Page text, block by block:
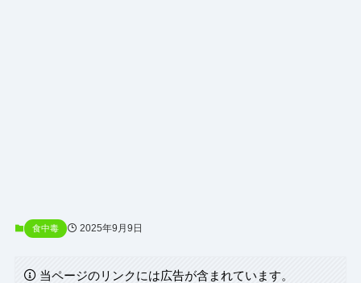
食中毒 2025年9月9日
当ページのリンクには広告が含まれています。